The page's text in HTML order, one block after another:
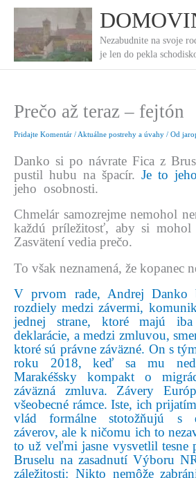
obsah
Nezabudnite na svoje
je len do pekla
Prečo až teraz – fejtón
Pridajte Komentár / Aktuálne postrehy a úvahy / Od
Danko si po návrate Fica z
pustil hubu na špacír. Je to
jeho osobnosti.
Chmelár samozrejme nemohol
každú príležitosť, aby si
Zasvätení vedia prečo.
To však neznamená, že kopanec
V prvom rade, Andrej Danko
rozdiely medzi závermi,
jednej strane, ktoré majú
deklarácie, a medzi zmluvou,
ktoré sú právne záväzné. On s
roku 2018, keď sa mu
Marakéšsky kompakt o
záväzná zmluva. Závery
všeobecné rámce. Iste, ich
vlád formálne stotožňujú s
záverov, ale k ničomu ich to
to už veľmi jasne vysvetlil tesne
Bruselu na zasadnutí Výboru
záležitosti: Nikto nemôže